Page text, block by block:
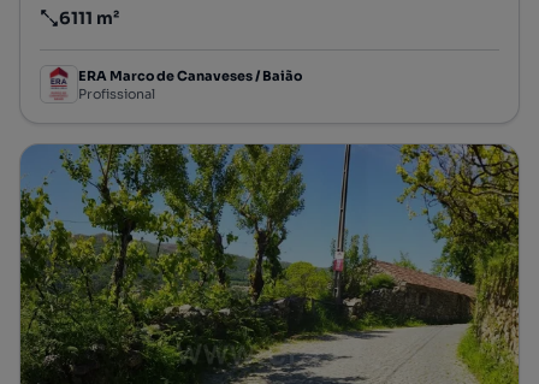
Preço por metro quadrado
6111 m²
ERA Marco de Canaveses / Baião
Profissional